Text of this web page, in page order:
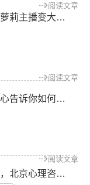
阅读文章
北京心理咨询：萝莉主播变大妈，让我们的人生少一些谎言
阅读文章
北京心理咨询中心告诉你如何成为一个真正心理成熟的人
阅读文章
生活太多不如意，北京心理咨询教你成为一个内心强大的人